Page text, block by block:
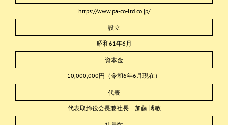
https://www.pa-co-ltd.co.jp/
設立
昭和61年6月
資本金
10,000,000円（令和6年6月現在）
代表
代表取締役会長兼社長 加藤 博敏